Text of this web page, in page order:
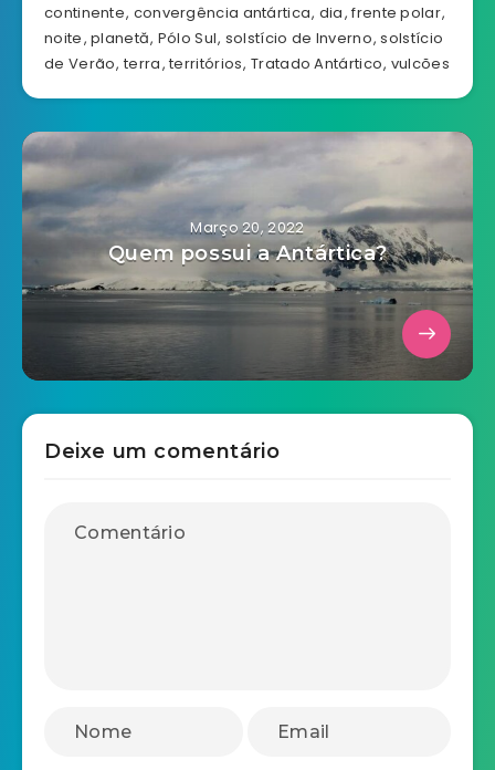
continente, convergência antártica, dia,frente polar,
noite,planetă, Pólo Sul, solstício de Inverno,solstício
de Verão,terra,territórios,Tratado Antártico, vulcões
Março 20, 2022
Quem possui a Antártica?
Deixe um comentário